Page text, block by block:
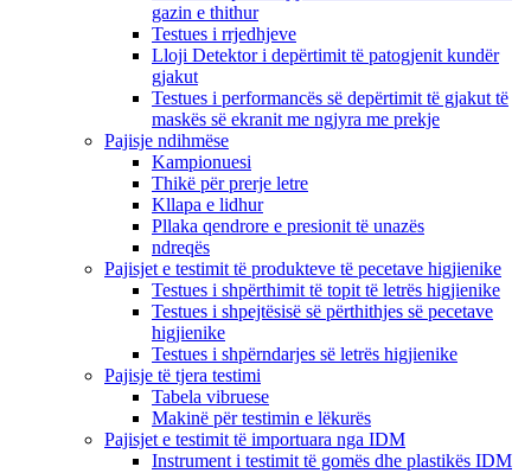
gazin e thithur
Testues i rrjedhjeve
Lloji Detektor i depërtimit të patogjenit kundër
gjakut
Testues i performancës së depërtimit të gjakut të
maskës së ekranit me ngjyra me prekje
Pajisje ndihmëse
Kampionuesi
Thikë për prerje letre
Kllapa e lidhur
Pllaka qendrore e presionit të unazës
ndreqës
Pajisjet e testimit të produkteve të pecetave higjienike
Testues i shpërthimit të topit të letrës higjienike
Testues i shpejtësisë së përthithjes së pecetave
higjienike
Testues i shpërndarjes së letrës higjienike
Pajisje të tjera testimi
Tabela vibruese
Makinë për testimin e lëkurës
Pajisjet e testimit të importuara nga IDM
Instrument i testimit të gomës dhe plastikës IDM